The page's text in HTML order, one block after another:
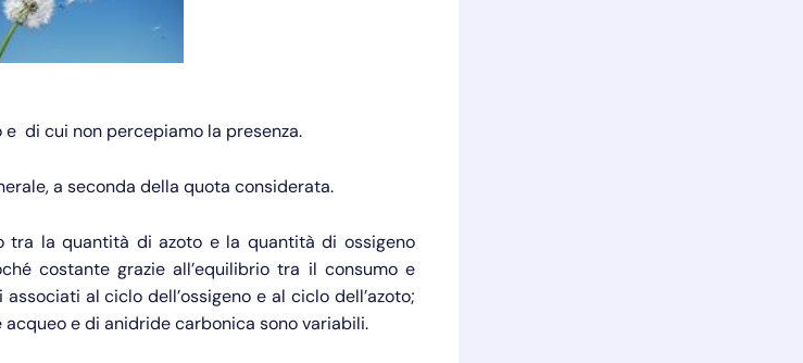
e di cui non percepiamo la presenza.
a seconda della quota considerata.
tra la quantità di azoto e la quantità di ossigeno
costante grazie all’equilibrio tra il consumo e
al ciclo dell’ossigeno e al ciclo dell’azoto;
e di anidride carbonica sono variabili.